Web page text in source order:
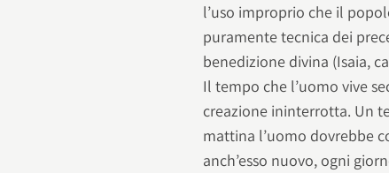
l’uso improprio che il
puramente tecnica dei
benedizione divina (Isaia,
Il tempo che l’uomo vive
creazione ininterrotta. Un
mattina l’uomo dovrebbe
anch’esso nuovo, ogni